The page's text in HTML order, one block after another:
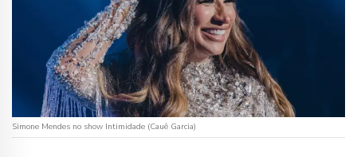
Simone Mendes no show Intimidade (Cauê Garcia)